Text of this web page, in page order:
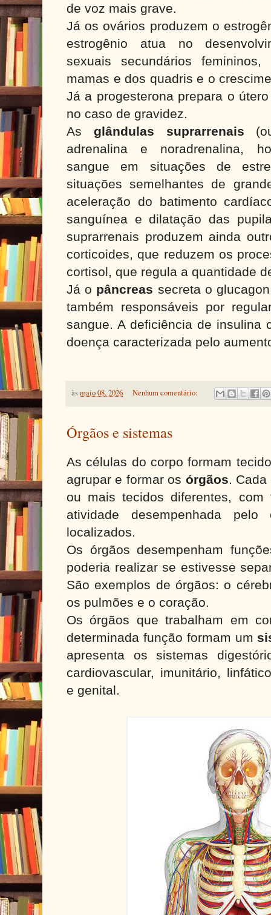
de voz mais grave.
Já os ovários produzem o
estrogênio atua no
sexuais secundários
mamas e dos quadris e o
Já a progesterona prepara o
no caso de gravidez.
As glândulas suprarrenais
adrenalina e noradrenalina,
sangue em situações de
situações semelhantes de
aceleração do batimento
sanguínea e dilatação das
suprarrenais produzem ainda
corticoides, que reduzem os
cortisol, que regula a quantidade
Já o pâncreas secreta o
também responsáveis por
sangue. A deficiência de insulina
doença caracterizada pelo
àsmaio 08, 2026 Nenhum comentário:
Órgãos e sistemas
As células do corpo formam
agrupar e formar os órgãos.
ou mais tecidos diferentes, com
atividade desempenhada
localizados.
Os órgãos desempenham
poderia realizar se estivesse
São exemplos de órgãos: o
os pulmões e o coração.
Os órgãos que trabalham em
determinada função formam um
apresenta os sistemas
cardiovascular, imunitário,
e genital.